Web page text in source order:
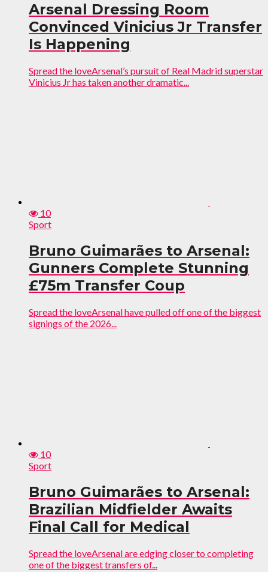
Arsenal Dressing Room
Convinced Vinicius Jr Transfer
Is Happening
Spread the loveArsenal’s pursuit of Real Madrid superstar
Vinicius Jr has taken another dramatic...
10
Sport
Bruno Guimarães to Arsenal:
Gunners Complete Stunning
£75m Transfer Coup
Spread the loveArsenal have pulled off one of the biggest
signings of the 2026...
10
Sport
Bruno Guimarães to Arsenal:
Brazilian Midfielder Awaits
Final Call for Medical
Spread the loveArsenal are edging closer to completing
one of the biggest transfers of...